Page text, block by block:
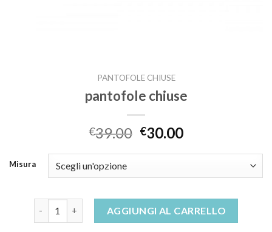
PANTOFOLE CHIUSE
pantofole chiuse
€39.00 €30.00
Misura
AGGIUNGI AL CARRELLO